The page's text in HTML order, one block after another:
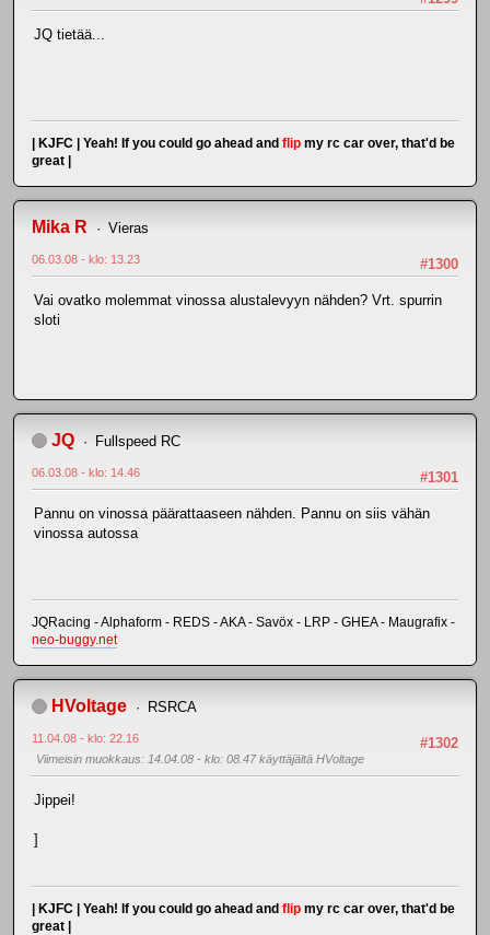
JQ tietää...
| KJFC | Yeah! If you could go ahead and flip my rc car over, that'd be
great |
Mika R Vieras
#1300
06.03.08 - klo: 13.23
Vai ovatko molemmat vinossa alustalevyyn nähden? Vrt. spurrin
sloti
JQ Fullspeed RC
#1301
06.03.08 - klo: 14.46
Pannu on vinossa päärattaaseen nähden. Pannu on siis vähän
vinossa autossa
JQRacing - Alphaform - REDS - AKA - Savöx - LRP - GHEA - Maugrafix -
neo-buggy.net
HVoltage RSRCA
#1302
11.04.08 - klo: 22.16
Viimeisin muokkaus: 14.04.08 - klo: 08.47 käyttäjältä HVoltage
Jippei!
]
| KJFC | Yeah! If you could go ahead and flip my rc car over, that'd be
great |